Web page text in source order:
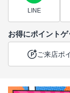
LINE
お得にポイントゲ
ご来店ポ